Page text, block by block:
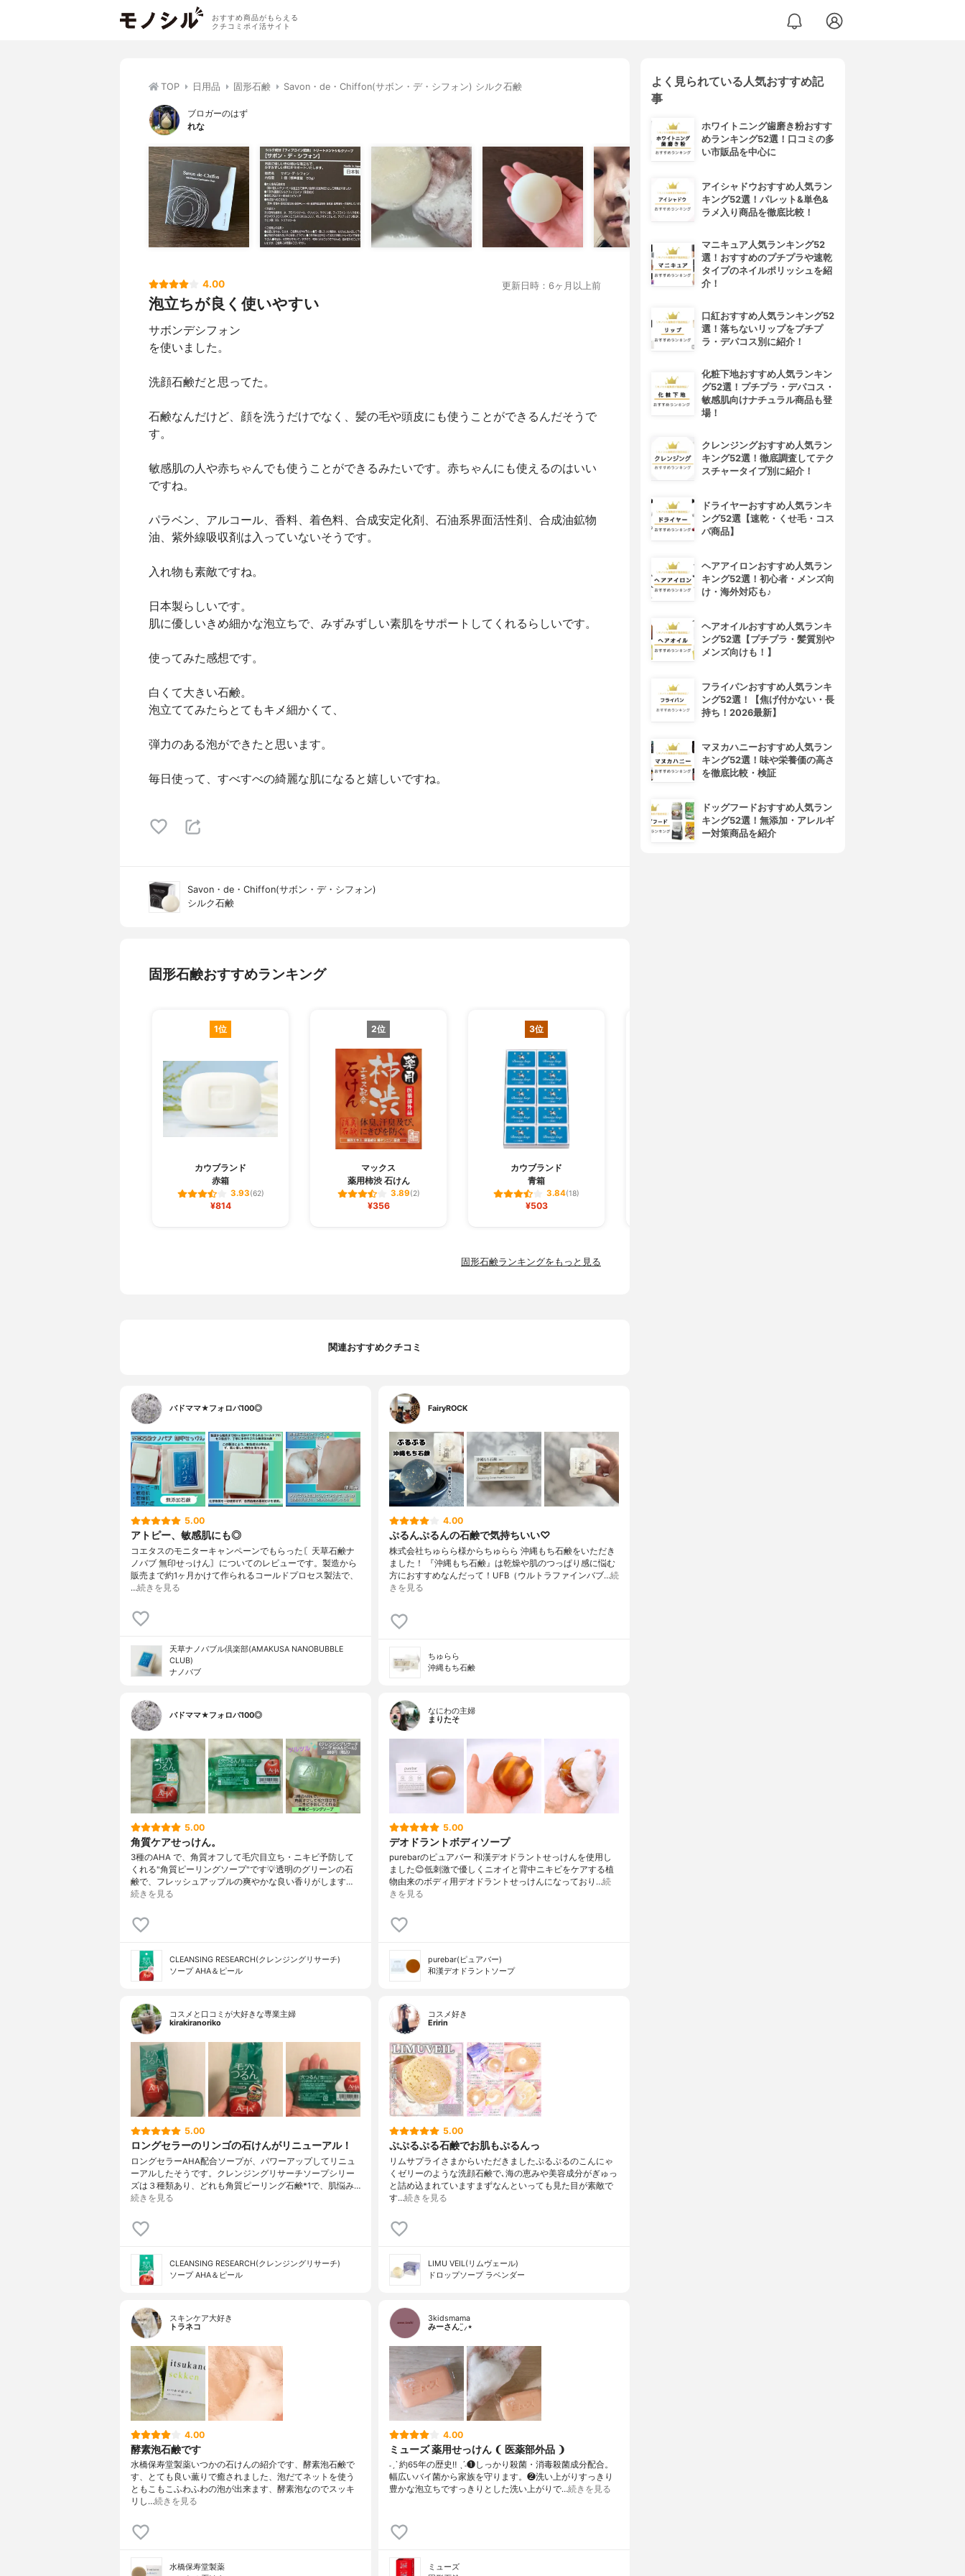
おすすめ商品がもらえる
クチコミポイ活サイト
TOP 日用品 固形石鹸 Savon・de・Chiffon(サボン・デ・シフォン) シルク石鹸
ブロガーのはず
れな
4.00 更新日時：6ヶ月以上前
泡立ちが良く使いやすい
サボンデシフォン
を使いました。
洗顔石鹸だと思ってた。
石鹸なんだけど、顔を洗うだけでなく、髪の毛や頭皮にも使うことができるんだそうで
す。
敏感肌の人や赤ちゃんでも使うことができるみたいです。赤ちゃんにも使えるのはいい
ですね。
パラベン、アルコール、香料、着色料、合成安定化剤、石油系界面活性剤、合成油鉱物
油、紫外線吸収剤は入っていないそうです。
入れ物も素敵ですね。
日本製らしいです。
肌に優しいきめ細かな泡立ちで、みずみずしい素肌をサポートしてくれるらしいです。
使ってみた感想です。
白くて大きい石鹸。
泡立ててみたらとてもキメ細かくて、
弾力のある泡ができたと思います。
毎日使って、すべすべの綺麗な肌になると嬉しいですね。
Savon・de・Chiffon(サボン・デ・シフォン)
シルク石鹸
固形石鹸おすすめランキング
1位
カウブランド
赤箱
3.93(62)
¥814
2位
マックス
薬用柿渋 石けん
3.89(2)
¥356
3位
カウブランド
青箱
3.84(18)
¥503
固形石鹸ランキングをもっと見る
関連おすすめクチコミ
バドママ★フォロバ100◎
5.00
アトピー、敏感肌にも◎
コエタスのモニターキャンペーンでもらった〘天草石鹸ナ
ノバブ 無印せっけん〙についてのレビューです。製造から
販売まで約1ヶ月かけて作られるコールドプロセス製法で、
…続きを見る
天草ナノバブル倶楽部(AMAKUSA NANOBUBBLE
CLUB)
ナノバブ
FairyROCK
4.00
ぷるんぷるんの石鹸で気持ちいい♡
株式会社ちゅらら様からちゅらら 沖縄もち石鹸をいただき
ました！ 『沖縄もち石鹸』は乾燥や肌のつっぱり感に悩む
方におすすめなんだって！UFB（ウルトラファインバブ…続
きを見る
ちゅらら
沖縄もち石鹸
バドママ★フォロバ100◎
5.00
角質ケアせっけん。
3種のAHA で、角質オフして毛穴目立ち・ニキビ予防して
くれる"角質ピーリングソープ"です💡透明のグリーンの石
鹸で、フレッシュアップルの爽やかな良い香りがします…
続きを見る
CLEANSING RESEARCH(クレンジングリサーチ)
ソープ AHA＆ピール
なにわの主婦
まりたそ
5.00
デオドラントボディソープ
purebarのピュアバー 和漢デオドラントせっけんを使用し
ました😊低刺激で優しくニオイと背中ニキビをケアする植
物由来のボディ用デオドラントせっけんになっており…続
きを見る
purebar(ピュアバー)
和漢デオドラントソープ
コスメと口コミが大好きな専業主婦
kirakiranoriko
5.00
ロングセラーのリンゴの石けんがリニューアル！
ロングセラーAHA配合ソープが、パワーアップしてリニュ
ーアルしたそうです。クレンジングリサーチソープシリー
ズは３種類あり、どれも角質ピーリング石鹸*1で、肌悩み…
続きを見る
CLEANSING RESEARCH(クレンジングリサーチ)
ソープ AHA＆ピール
コスメ好き
Eririn
5.00
ぷぷるぷる石鹸でお肌もぷるんっ
リムサプライさまからいただきましたぷるぷるのこんにゃ
くゼリーのような洗顔石鹸で､海の恵みや美容成分がぎゅっ
と詰め込まれていますまずなんといっても見た目が素敵で
す…続きを見る
LIMU VEIL(リムヴェール)
ドロップソープ ラベンダー
スキンケア大好き
トラネコ
4.00
酵素泡石鹸です
水橋保寿堂製薬いつかの石けんの紹介です、酵素泡石鹸で
す、とても良い薫りで癒されました、泡だてネットを使う
ともこもこふわふわの泡が出来ます、酵素泡なのでスッキ
リし…続きを見る
水橋保寿堂製薬
3kidsmama
みーさん¨̮⸝⋆
4.00
ミューズ 薬用せっけん ❨ 医薬部外品 ❩
˗ˏˋ 約65年の歴史‼︎ ˎˊ˗❶しっかり殺菌・消毒殺菌成分配合。
幅広いバイ菌から家族を守ります。❷洗い上がりすっきり
豊かな泡立ちですっきりとした洗い上がりで…続きを見る
ミューズ
よく見られている人気おすすめ記
事
ホワイトニング歯磨き粉おすす
めランキング52選！口コミの多
い市販品を中心に
アイシャドウおすすめ人気ラン
キング52選！パレット&単色&
ラメ入り商品を徹底比較！
マニキュア人気ランキング52
選！おすすめのプチプラや速乾
タイプのネイルポリッシュを紹
介！
口紅おすすめ人気ランキング52
選！落ちないリップをプチプ
ラ・デパコス別に紹介！
化粧下地おすすめ人気ランキン
グ52選！プチプラ・デパコス・
敏感肌向けナチュラル商品も登
場！
クレンジングおすすめ人気ラン
キング52選！徹底調査してテク
スチャータイプ別に紹介！
ドライヤーおすすめ人気ランキ
ング52選【速乾・くせ毛・コス
パ商品】
ヘアアイロンおすすめ人気ラン
キング52選！初心者・メンズ向
け・海外対応も♪
ヘアオイルおすすめ人気ランキ
ング52選【プチプラ・髪質別や
メンズ向けも！】
フライパンおすすめ人気ランキ
ング52選！【焦げ付かない・長
持ち！2026最新】
マヌカハニーおすすめ人気ラン
キング52選！味や栄養価の高さ
を徹底比較・検証
ドッグフードおすすめ人気ラン
キング52選！無添加・アレルギ
ー対策商品を紹介